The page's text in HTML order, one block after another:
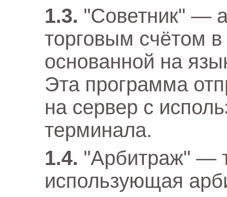
"Советник" —
торговым счётом
основанной на
Эта программа
на сервер с
терминала.
"Арбитраж" —
использующая